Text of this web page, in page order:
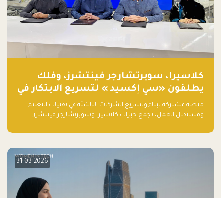
كلاسيرا، سوبرتشارجر فينتشرز، وفلك
يطلقون «سي إكسيد » لتسريع الابتكار في
تقنيات التعليم ومستقبل العمل
منصة مشتركة لبناء وتسريع الشركات الناشئة في تقنيات التعليم
ومستقبل العمل، تجمع خبرات كلاسيرا وسوبرتشارجر فينتشرز
العالمية.
31-03-2026